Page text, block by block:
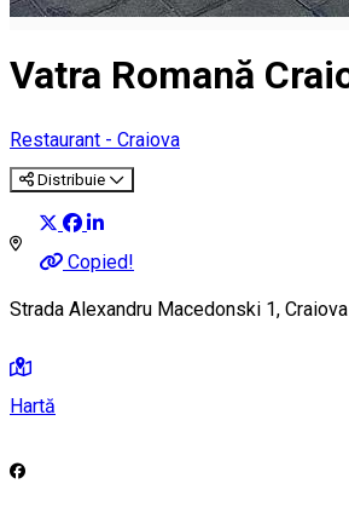
Vatra Romană
Restaurant - Craiova
Distribuie
Copied!
Strada Alexandru Macedonski 1,
Hartă